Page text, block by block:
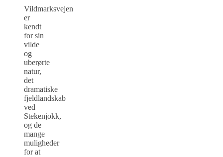
Vildmarksvejen
er
kendt
for sin
vilde
og
uberørte
natur,
det
dramatiske
fjeldlandskab
ved
Stekenjokk,
og de
mange
muligheder
for at